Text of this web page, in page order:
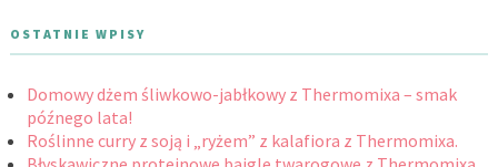
OSTATNIE WPISY
Domowy dżem śliwkowo-jabłkowy z Thermomixa – smak
późnego lata!
Roślinne curry z soją i „ryżem” z kalafiora z Thermomixa.